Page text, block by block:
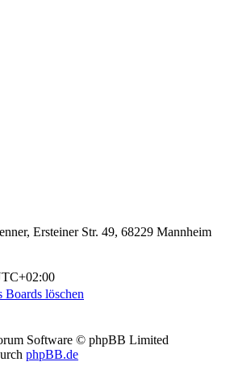
Ersteiner Str. 49, 68229 Mannheim
Boards löschen
Software © phpBB Limited
phpBB.de